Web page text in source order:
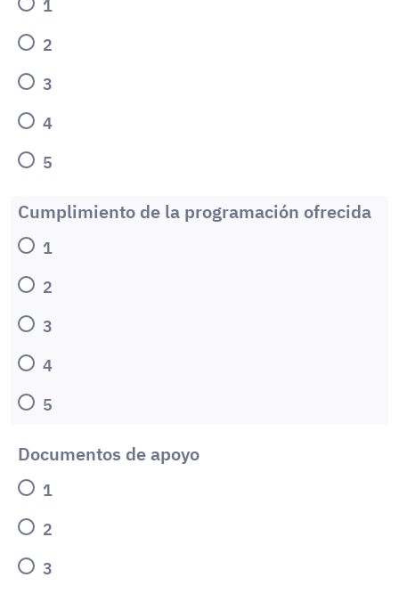
1
2
3
4
5
Cumplimiento de la programación ofrecida
1
2
3
4
5
Documentos de apoyo
1
2
3